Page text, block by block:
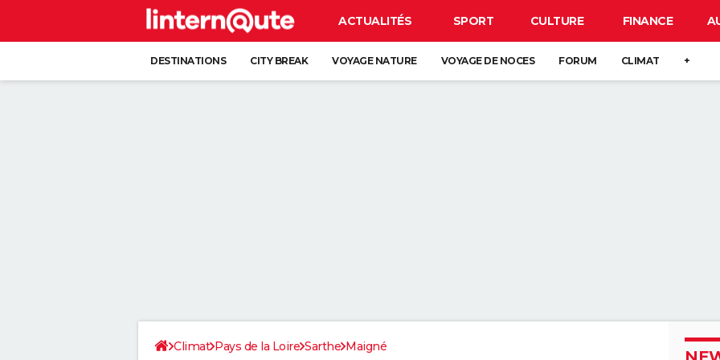
ACTUALITÉS SPORT CULTURE FINANCE
DESTINATIONS CITY BREAK VOYAGE NATURE VOYAGE DE NOCES FORUM CLIMAT +
Climat Pays de la Loire Sarthe Maigné